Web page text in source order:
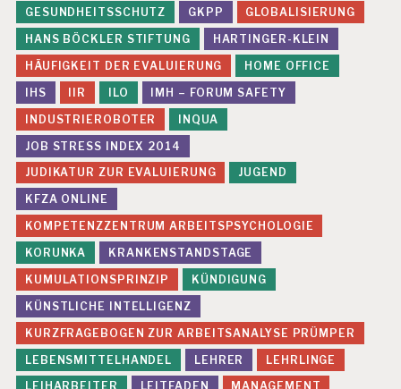
GESUNDHEITSSCHUTZ GKPP
GLOBALISIERUNG
HANS BÖCKLER STIFTUNG
HARTINGER-KLEIN
HÄUFIGKEIT DER EVALUIERUNG
HOME OFFICE
IHS
IIR ILO
IMH – FORUM SAFETY
INDUSTRIEROBOTER
INQUA
JOB STRESS INDEX 2014
JUDIKATUR ZUR EVALUIERUNG
JUGEND
KFZA ONLINE
KOMPETENZZENTRUM ARBEITSPSYCHOLOGIE
KORUNKA
KRANKENSTANDSTAGE
KUMULATIONSPRINZIP
KÜNDIGUNG
KÜNSTLICHE INTELLIGENZ
KURZFRAGEBOGEN ZUR ARBEITSANALYSE PRÜMPER
LEBENSMITTELHANDEL
LEHRER
LEHRLINGE
LEIHARBEITER
LEITFADEN
MANAGEMENT